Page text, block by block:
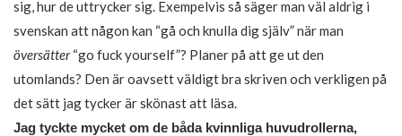
sig, hur de uttrycker sig. Exempelvis så säger man väl aldrig i
svenskan att någon kan “gå och knulla dig själv” när man
översätter“go fuck yourself”? Planer på att ge ut den
utomlands? Den är oavsett väldigt bra skriven och verkligen på
det sätt jag tycker är skönast att läsa.
Jag tyckte mycket om de båda kvinnliga huvudrollerna,